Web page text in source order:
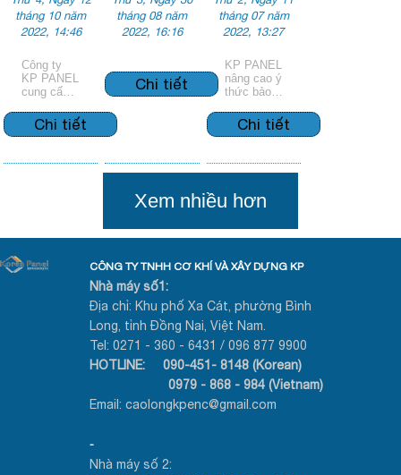
XỐP THƯỜNG
TẠI SÓC
TRĂNG
tháng 10 năm
2022, 14:46
Công ty
KP PANEL
cung cấp
cách nhiệt
làm tường
Chi tiết
tháng 08 năm
2022, 16:16
Chi tiết
tháng 07 năm
2022, 13:27
KP PANEL
nâng cao ý
thức bảo
phòng
cháy chữa
Chi tiết
Xem nhiều hơn
CÔNG TY TNHH CƠ KHÍ VÀ XÂY DỰNG KP
Nhà máy số1:
Địa chỉ: Khu phố Xa Cát, phường Bình
Long, tỉnh Đồng Nai, Việt Nam.
Tel: 0271 - 360 - 6431 / 096 877 9900
HOTLINE: 090-451- 8148 (Korean)
0979 - 868 - 984 (Vietnam)
Email: caolongkpenc@gmail.com
-
Nhà máy số 2: